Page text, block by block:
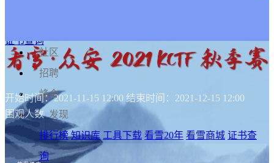
社区
招聘
峰会
发现
排行榜 知识库 工具下载 看雪20年 看雪商城 证书查
询
证书查询
开始时间：2021-11-15 12:00 结束时间：2021-12-15 12:00
围观人数